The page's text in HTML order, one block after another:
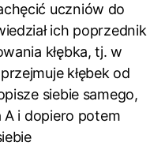
uczniów do
ich poprzednik
kłębka, tj. w
kłębek od
siebie samego,
i dopiero potem